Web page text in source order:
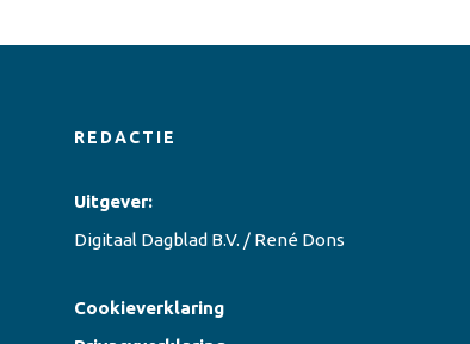
REDACTIE
Uitgever:
Digitaal Dagblad B.V. / René Dons
Cookieverklaring